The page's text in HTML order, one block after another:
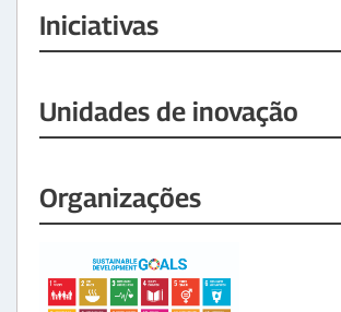
Iniciativas
Unidades de inovação
Organizações